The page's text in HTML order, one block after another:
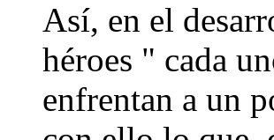
Así, en el
héroes " cada
enfrentan a un